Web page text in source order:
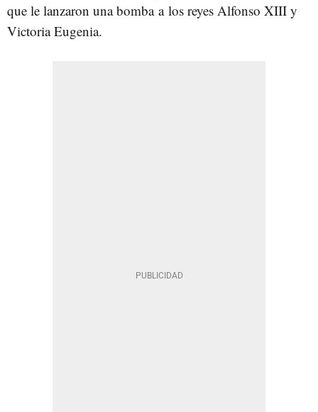
que le lanzaron una bomba a los reyes Alfonso XIII y
Victoria Eugenia.